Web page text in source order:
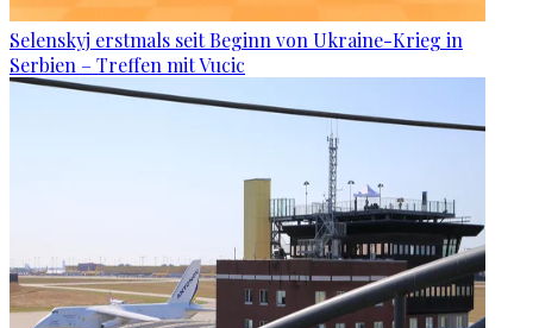
Selenskyj erstmals seit Beginn von Ukraine-Krieg in
Serbien – Treffen mit Vucic